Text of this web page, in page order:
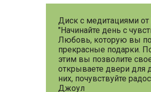
Диск с медитациями
"Начинайте день с
Любовь, которую вы
прекрасные подарки.
этим вы позволите
открываете двери для
них, почувствуйте
Джоул